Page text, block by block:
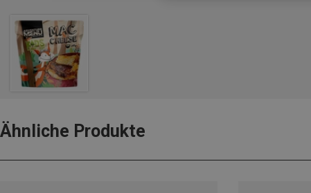
Ähnliche Produkte